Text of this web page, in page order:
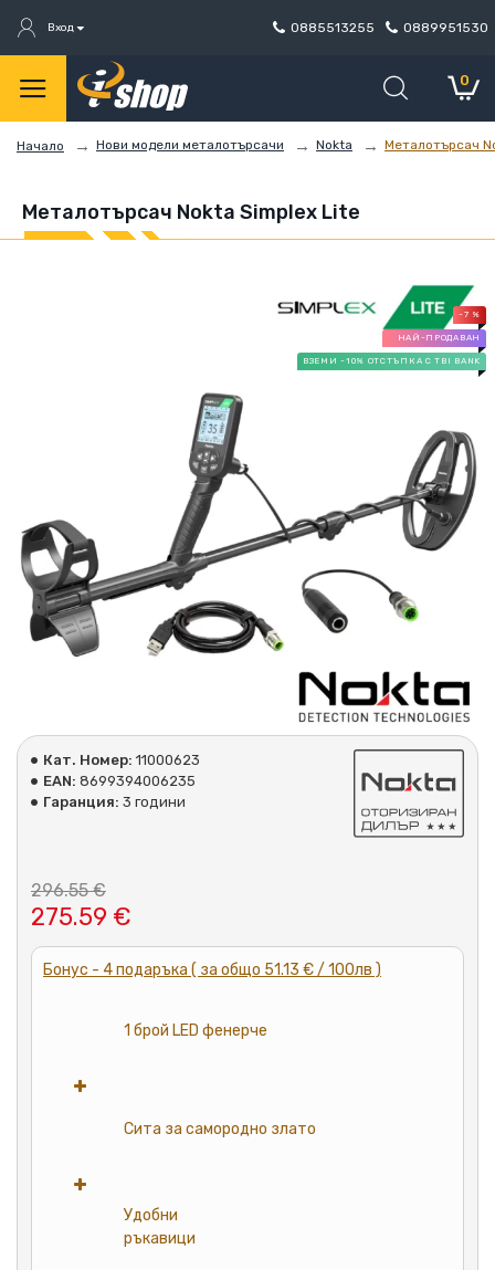
Вход 0885513255 0889951530
0
Начало Нови модели металотърсачи Nokta Металотърсач
Металотърсач Nokta Simplex Lite
НАЙ-ПРОДАВАН
ВЗЕМИ -10% ОТСТЪПКА С TBI BANK
-7 %
Бонус - 4 подаръка ( за общо 51.13 € / 100лв )
1 брой LED фенерче
Сита за самородно злато
Удобни
ръкавици
Кат. Номер: 11000623
EAN: 8699394006235
Гаранция: 3 години
275.59 €
296.55 €